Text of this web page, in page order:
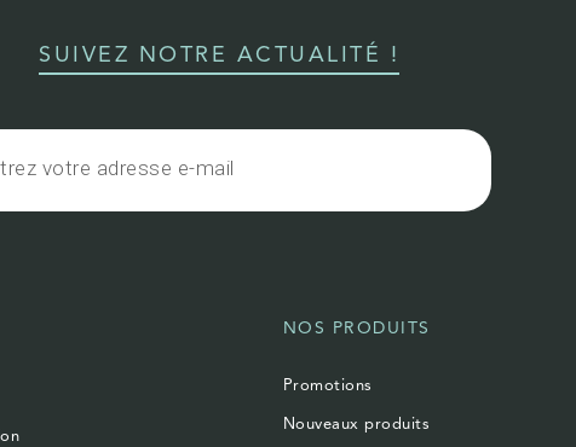
SUIVEZ NOTRE ACTUALITÉ !
NOS PRODUITS
Promotions
Nouveaux produits